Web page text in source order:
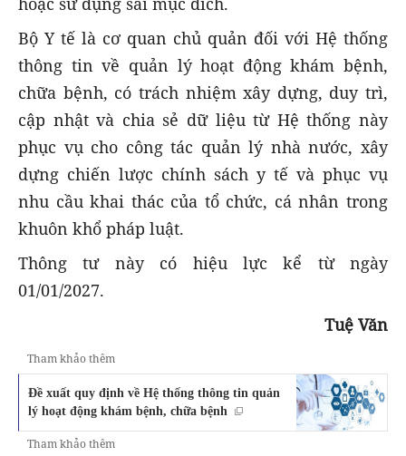
Bộ Y tế là cơ quan chủ quản đối với Hệ thống
thông tin về quản lý hoạt động khám bệnh,
chữa bệnh, có trách nhiệm xây dựng, duy trì,
cập nhật và chia sẻ dữ liệu từ Hệ thống này
phục vụ cho công tác quản lý nhà nước, xây
dựng chiến lược chính sách y tế và phục vụ
nhu cầu khai thác của tổ chức, cá nhân trong
khuôn khổ pháp luật.
Thông tư này có hiệu lực kể từ ngày
01/01/2027.
Tuệ Văn
Tham khảo thêm
Đề xuất quy định về Hệ thống thông tin quản
lý hoạt động khám bệnh, chữa bệnh
Tham khảo thêm